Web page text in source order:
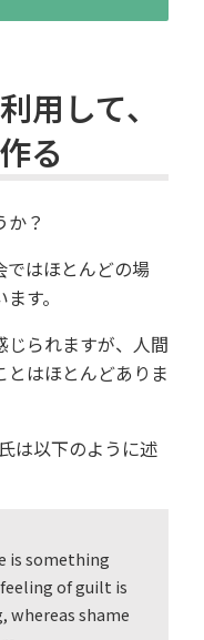
用して、
る
か？
はほとんどの場
す。
られますが、人間
はほとんどありま
は以下のように述
is something
of guilt is
shame